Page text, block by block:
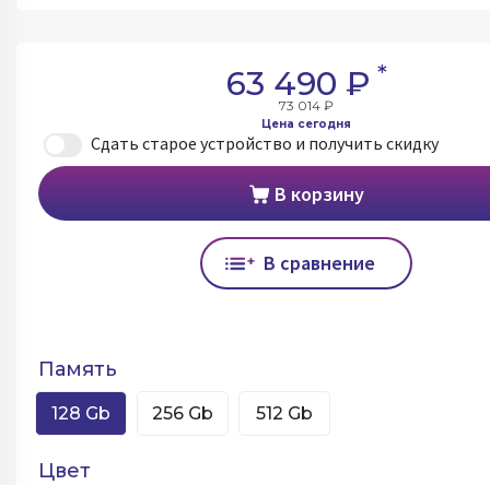
Память
128 Gb 256 Gb 512 Gb
Цвет
63 490 ₽ *
73 014 ₽
Цена сегодня
Сдать старое устройство и получить скидку
В корзину
В сравнение